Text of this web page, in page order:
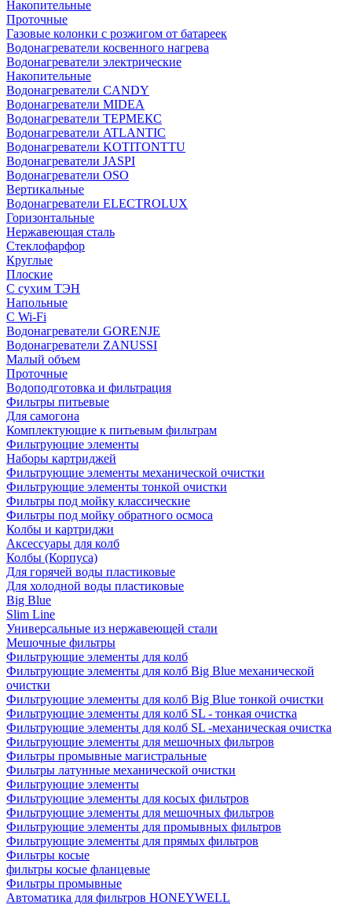
Накопительные
Проточные
Газовые колонки с розжигом от батареек
Водонагреватели косвенного нагрева
Водонагреватели электрические
Накопительные
Водонагреватели CANDY
Водонагреватели MIDEA
Водонагреватели ТЕРМЕКС
Водонагреватели ATLANTIC
Водонагреватели KOTITONTTU
Водонагреватели JASPI
Водонагреватели OSO
Вертикальные
Водонагреватели ELECTROLUX
Горизонтальные
Нержавеющая сталь
Стеклофарфор
Круглые
Плоские
С сухим ТЭН
Напольные
С Wi-Fi
Водонагреватели GORENJE
Водонагреватели ZANUSSI
Малый объем
Проточные
Водоподготовка и фильтрация
Фильтры питьевые
Для самогона
Комплектующие к питьевым фильтрам
Фильтрующие элементы
Наборы картриджей
Фильтрующие элементы механической очистки
Фильтрующие элементы тонкой очистки
Фильтры под мойку классические
Фильтры под мойку обратного осмоса
Колбы и картриджи
Аксессуары для колб
Колбы (Корпуса)
Для горячей воды пластиковые
Для холодной воды пластиковые
Big Blue
Slim Line
Универсальные из нержавеющей стали
Мешочные фильтры
Фильтрующие элементы для колб
Фильтрующие элементы для колб Big Blue механической
очистки
Фильтрующие элементы для колб Big Blue тонкой очистки
Фильтрующие элементы для колб SL - тонкая очистка
Фильтрующие элементы для колб SL -механическая очистка
Фильтрующие элементы для мешочных фильтров
Фильтры промывные магистральные
Фильтры латунные механической очистки
Фильтрующие элементы
Фильтрующие элементы для косых фильтров
Фильтрующие элементы для мешочных фильтров
Фильтрующие элементы для промывных фильтров
Фильтрующие элементы для прямых фильтров
Фильтры косые
фильтры косые фланцевые
Фильтры промывные
Автоматика для фильтров HONEYWELL